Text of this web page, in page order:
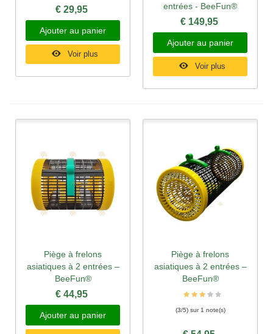
€ 29,95
Ajouter au panier
Voir plus
entrées - BeeFun®
€ 149,95
Ajouter au panier
Voir plus
Piège à frelons
asiatiques à 2 entrées –
BeeFun®
€ 44,95
Ajouter au panier
Piège à frelons
asiatiques à 2 entrées –
BeeFun®
(3/5) sur 1 note(s)